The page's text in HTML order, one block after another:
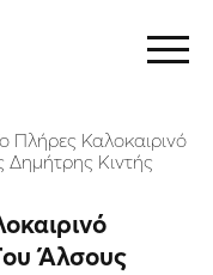
Πλήρες Καλοκαιρινό
Κιντής
Άλσους